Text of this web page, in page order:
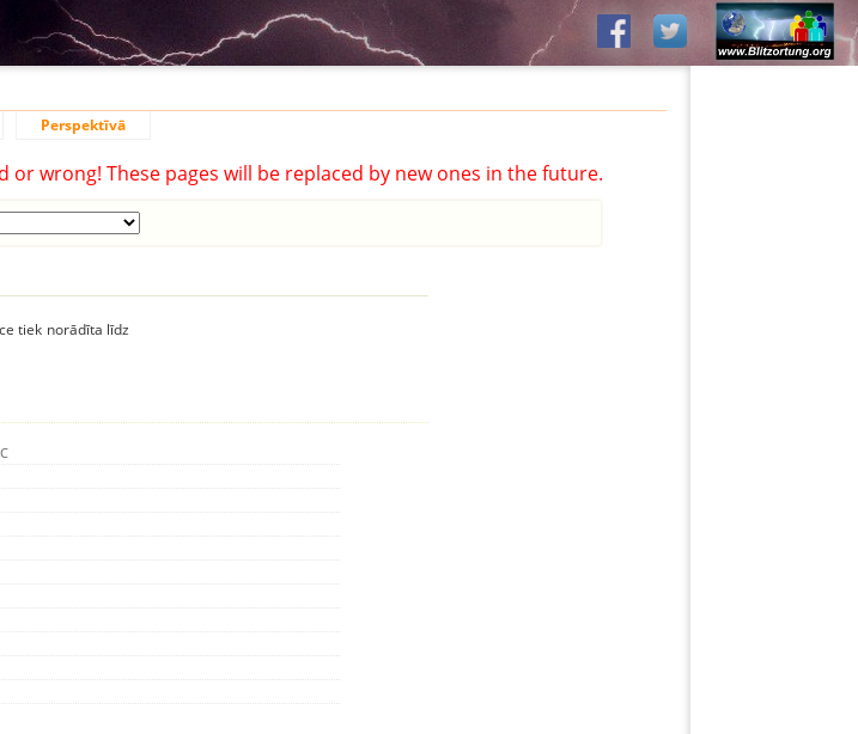
Perspektīvā
wrong! These pages will be replaced by new ones in the future.
tiek norādīta līdz